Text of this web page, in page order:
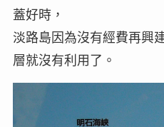
蓋好時，
淡路島因為沒有經費再興
層就沒有利用了。